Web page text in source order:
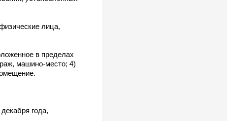
лица,
в пределах
машино-место; 4)
года,